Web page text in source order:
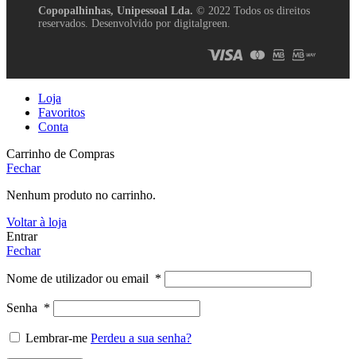
Copopalhinhas, Unipessoal Lda. © 2022 Todos os direitos
reservados. Desenvolvido por digitalgreen.
Loja
Favoritos
Conta
Carrinho de Compras
Fechar
Nenhum produto no carrinho.
Voltar à loja
Entrar
Fechar
Nome de utilizador ou email *
Senha *
Lembrar-me Perdeu a sua senha?